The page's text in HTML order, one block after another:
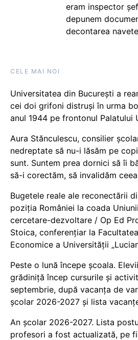
eram inspector
depunem
decontarea
CELE MAI NOI
Universitatea din București a
cei doi grifoni distruși în urma
anul 1944 pe frontonul Palatului
Aura Stănculescu, consilier
nedreptate să nu-i lăsăm pe
sunt. Suntem prea dornici să îi
să-i corectăm, să invalidăm
Bugetele reale ale reconectării
poziția României la coada
cercetare-dezvoltare / Op Ed
Stoica, conferențiar la
Economice a Universității
Peste o lună începe școala.
grădiniță încep cursurile și
septembrie, după vacanța de
școlar 2026-2027 și lista
An școlar 2026-2027. Lista
profesori a fost actualizată, pe